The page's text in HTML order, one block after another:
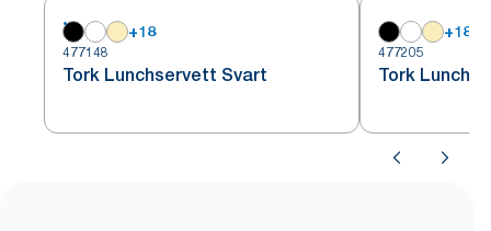
+18
477148
Tork Lunchservett Svart
+18
477205
Tork